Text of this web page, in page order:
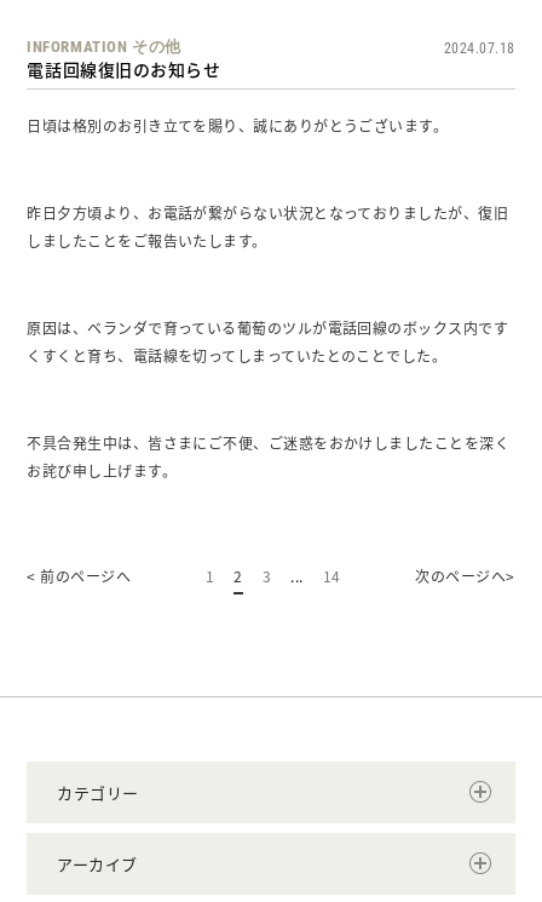
INFORMATION その他
電話回線復旧のお知らせ
2024.07.18
日頃は格別のお引き立てを賜り、誠にありがとうございます。
昨日夕方頃より、お電話が繋がらない状況となっておりましたが、復旧
しましたことをご報告いたします。
原因は、ベランダで育っている葡萄のツルが電話回線のボックス内です
くすくと育ち、電話線を切ってしまっていたとのことでした。
不具合発生中は、皆さまにご不便、ご迷惑をおかけしましたことを深く
お詫び申し上げます。
1 2 3 ... 14
カテゴリー
アーカイブ